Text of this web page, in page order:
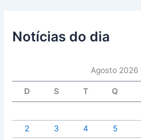
Notícias do dia
Agosto 2026
D S T Q
2
3 4 5